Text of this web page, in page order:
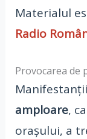
Materialul
Radio
Provocarea de
amploare,
orașului, a